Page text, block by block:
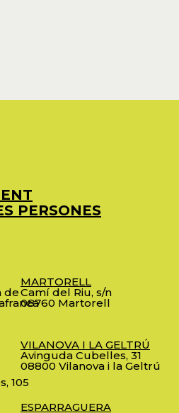
PERSONES
de
105
MARTORELL
Camí del Riu, s/n
08760 Martorell
VILANOVA I LA GELTRÚ
Avinguda Cubelles, 31
08800 Vilanova i la Geltrú
ESPARRAGUERA